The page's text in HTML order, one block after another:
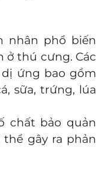
nhân phổ biến
ở thú cưng. Các
ứng bao gồm
sữa, trứng, lúa
chất bảo quản
gây ra phản